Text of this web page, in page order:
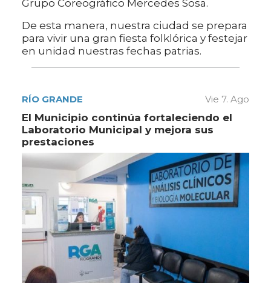
Grupo Coreográfico Mercedes Sosa.
De esta manera, nuestra ciudad se prepara
para vivir una gran fiesta folklórica y festejar
en unidad nuestras fechas patrias.
RÍO GRANDE Vie 7. Ago
El Municipio continúa fortaleciendo el
Laboratorio Municipal y mejora sus
prestaciones